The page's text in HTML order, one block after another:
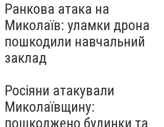
Ранкова атака на
Миколаїв: уламки дрона
пошкодили навчальний
заклад
Росіяни атакували
Миколаївщину:
пошкоджено будинки та